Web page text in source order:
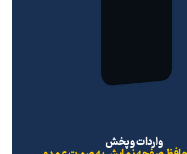
‌واردات و پخش